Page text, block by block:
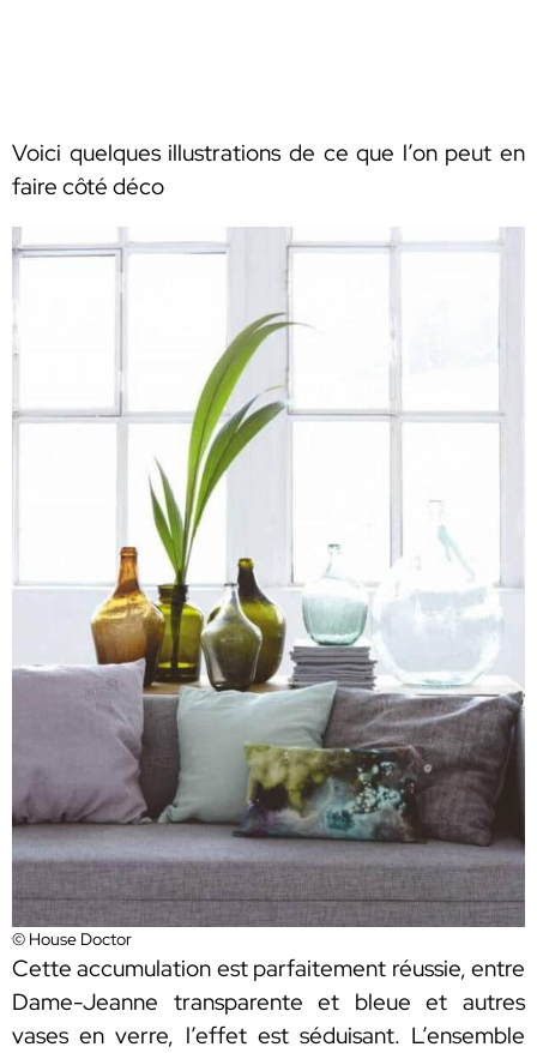
Voici quelques illustrations de ce que l’on peut en
faire côté déco
© House Doctor
Cette accumulation est parfaitement réussie, entre
Dame-Jeanne transparente et bleue et autres
vases en verre, l’effet est séduisant. L’ensemble